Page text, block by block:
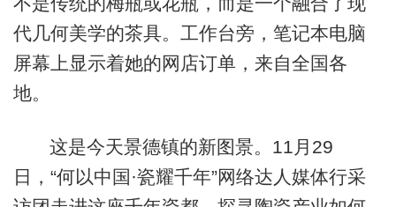
代几何美学的茶具。工作台旁，笔记本电脑
屏幕上显示着她的网店订单，来自全国各
地。
这是今天景德镇的新图景。11月29
日，“何以中国·瓷耀千年”网络达人媒体行采